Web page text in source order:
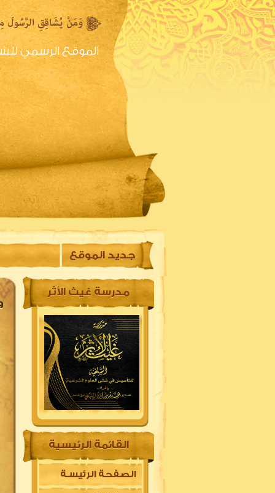
الموقع الرسمي
الصفحه الرئيسية
جديد الموقع
مدرسة غيث الأثر
القائمة الرئيسية
الصفحة الرئيسـة